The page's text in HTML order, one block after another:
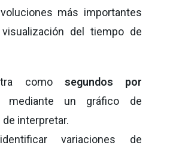
más importantes
del tiempo de
como segundos por
mediante un gráfico de
interpretar.
variaciones de